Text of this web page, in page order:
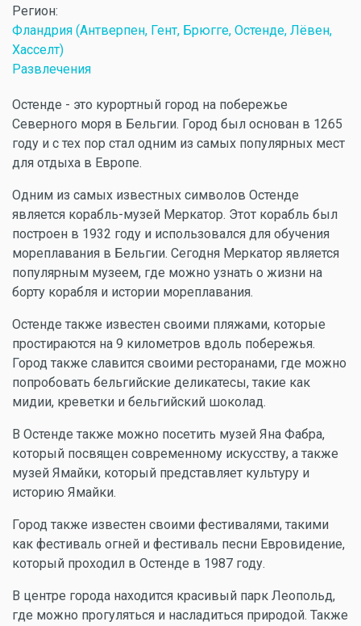
Регион:
Фландрия (Антверпен, Гент, Брюгге, Остенде, Лёвен,
Хасселт)
Развлечения
Остенде - это курортный город на побережье
Северного моря в Бельгии. Город был основан в 1265
году и с тех пор стал одним из самых популярных мест
для отдыха в Европе.
Одним из самых известных символов Остенде
является корабль-музей Меркатор. Этот корабль был
построен в 1932 году и использовался для обучения
мореплавания в Бельгии. Сегодня Меркатор является
популярным музеем, где можно узнать о жизни на
борту корабля и истории мореплавания.
Остенде также известен своими пляжами, которые
простираются на 9 километров вдоль побережья.
Город также славится своими ресторанами, где можно
попробовать бельгийские деликатесы, такие как
мидии, креветки и бельгийский шоколад.
В Остенде также можно посетить музей Яна Фабра,
который посвящен современному искусству, а также
музей Ямайки, который представляет культуру и
историю Ямайки.
Город также известен своими фестивалями, такими
как фестиваль огней и фестиваль песни Евровидение,
который проходил в Остенде в 1987 году.
В центре города находится красивый парк Леопольд,
где можно прогуляться и насладиться природой. Также